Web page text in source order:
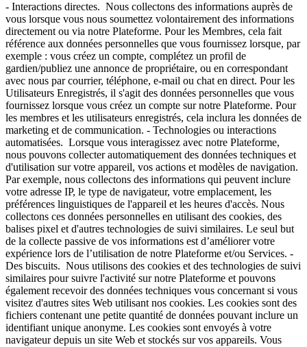
- Interactions directes. Nous collectons des informations auprès de
vous lorsque vous nous soumettez volontairement des informations
directement ou via notre Plateforme. Pour les Membres, cela fait
référence aux données personnelles que vous fournissez lorsque, par
exemple : vous créez un compte, complétez un profil de
gardien/publiez une annonce de propriétaire, ou en correspondant
avec nous par courrier, téléphone, e-mail ou chat en direct. Pour les
Utilisateurs Enregistrés, il s'agit des données personnelles que vous
fournissez lorsque vous créez un compte sur notre Plateforme. Pour
les membres et les utilisateurs enregistrés, cela inclura les données de
marketing et de communication. - Technologies ou interactions
automatisées. Lorsque vous interagissez avec notre Plateforme,
nous pouvons collecter automatiquement des données techniques et
d'utilisation sur votre appareil, vos actions et modèles de navigation.
Par exemple, nous collectons des informations qui peuvent inclure
votre adresse IP, le type de navigateur, votre emplacement, les
préférences linguistiques de l'appareil et les heures d'accès. Nous
collectons ces données personnelles en utilisant des cookies, des
balises pixel et d'autres technologies de suivi similaires. Le seul but
de la collecte passive de vos informations est d’améliorer votre
expérience lors de l’utilisation de notre Plateforme et/ou Services. -
Des biscuits. Nous utilisons des cookies et des technologies de suivi
similaires pour suivre l'activité sur notre Plateforme et pouvons
également recevoir des données techniques vous concernant si vous
visitez d'autres sites Web utilisant nos cookies. Les cookies sont des
fichiers contenant une petite quantité de données pouvant inclure un
identifiant unique anonyme. Les cookies sont envoyés à votre
navigateur depuis un site Web et stockés sur vos appareils. Vous